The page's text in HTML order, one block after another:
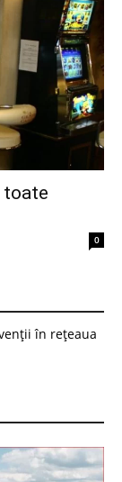
toate
0
în rețeaua